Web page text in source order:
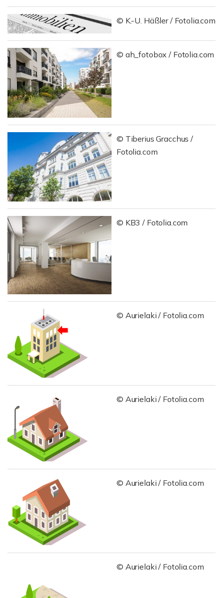
© K.-U. Häßler / Fotolia.com
© ah_fotobox / Fotolia.com
© Tiberius Gracchus /
Fotolia.com
© KB3 / Fotolia.com
© Aurielaki / Fotolia.com
© Aurielaki / Fotolia.com
© Aurielaki / Fotolia.com
© Aurielaki / Fotolia.com